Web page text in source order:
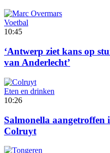
Voetbal
10:45
‘Antwerp ziet kans op
van Anderlecht’
Eten en drinken
10:26
Salmonella
Colruyt